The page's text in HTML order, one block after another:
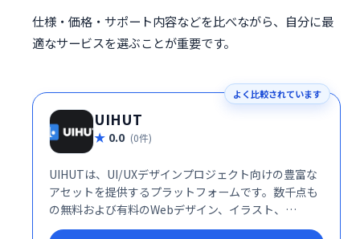
仕様・価格・サポート内容などを比べながら、自分に最
適なサービスを選ぶことが重要です。
よく比較されています
UIHUT
0.0 (0件)
UIHUTは、UI/UXデザインプロジェクト向けの豊富な
アセットを提供するプラットフォームです。数千点も
の無料および有料のWebデザイン、イラスト、
Bootstrapテンプレート、Flutterアプリ、アイコン、